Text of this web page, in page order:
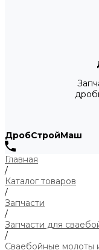
ДробСтройМаш
Главная
/
Каталог товаров
/
Запчасти
/
Запчасти для
/
Сваебойные молоты